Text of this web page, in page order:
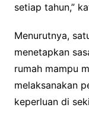
setiap tahun,”
Menurutnya,
menetapkan
rumah mampu
melaksanakan
keperluan di